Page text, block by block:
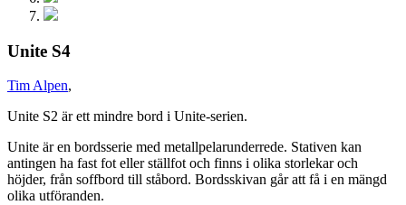
Unite S4
Tim Alpen,
Unite S2 är ett mindre bord i Unite-serien.
Unite är en bordsserie med metallpelarunderrede. Stativen kan
antingen ha fast fot eller ställfot och finns i olika storlekar och
höjder, från soffbord till ståbord. Bordsskivan går att få i en mängd
olika utföranden.